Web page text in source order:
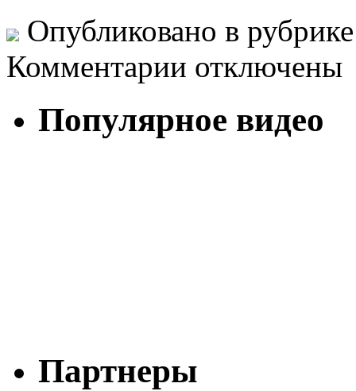
Опубликовано в
Комментарии отключены
Популярное видео
Партнеры